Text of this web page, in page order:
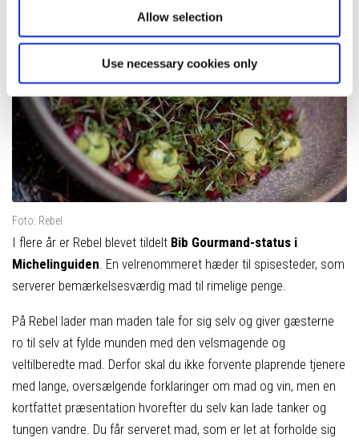
Allow selection
Use necessary cookies only
Foto: Rebel
I flere år er Rebel blevet tildelt Bib Gourmand-status i
Michelinguiden. En velrenommeret hæder til spisesteder, som
serverer bemærkelsesværdig mad til rimelige penge.
På Rebel lader man maden tale for sig selv og giver gæsterne
ro til selv at fylde munden med den velsmagende og
veltilberedte mad. Derfor skal du ikke forvente plaprende tjenere
med lange, oversælgende forklaringer om mad og vin, men en
kortfattet præsentation hvorefter du selv kan lade tanker og
tungen vandre. Du får serveret mad, som er let at forholde sig